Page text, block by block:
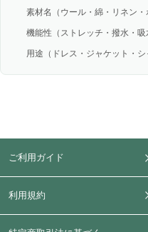
素材名（ウール・綿・リネン・
機能性（ストレッチ・撥水・吸
用途（ドレス・ジャケット・
ご利用ガイド
利用規約